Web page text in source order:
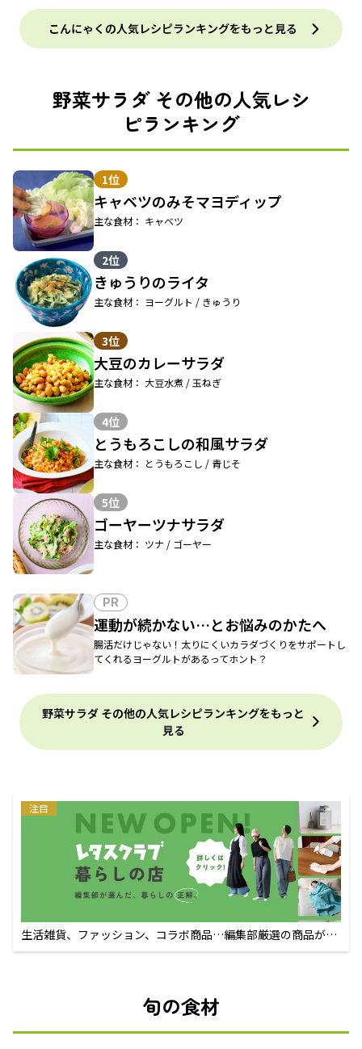
こんにゃくの人気レシピランキングをもっと見る
野菜サラダ その他の人気レシ
ピランキング
1位
キャベツのみそマヨディップ
主な食材： キャベツ
2位
きゅうりのライタ
主な食材： ヨーグルト / きゅうり
3位
大豆のカレーサラダ
主な食材： 大豆水煮 / 玉ねぎ
4位
とうもろこしの和風サラダ
主な食材： とうもろこし / 青じそ
5位
ゴーヤーツナサラダ
主な食材： ツナ / ゴーヤー
PR
運動が続かない…とお悩みのかたへ
腸活だけじゃない！太りにくいカラダづくりをサポートし
てくれるヨーグルトがあるってホント？
野菜サラダ その他の人気レシピランキングをもっと
見る
注目
生活雑貨、ファッション、コラボ商品…編集部厳選の商品が買
えるECサイト
旬の食材